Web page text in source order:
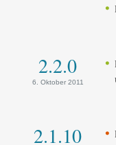
2.2.0
6. Oktober 2011
2.1.10